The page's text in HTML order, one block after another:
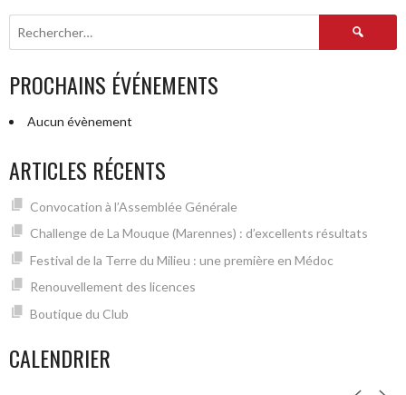
Rechercher :
PROCHAINS ÉVÉNEMENTS
Aucun évènement
ARTICLES RÉCENTS
Convocation à l’Assemblée Générale
Challenge de La Mouque (Marennes) : d’excellents résultats
Festival de la Terre du Milieu : une première en Médoc
Renouvellement des licences
Boutique du Club
CALENDRIER